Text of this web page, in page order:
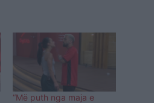
“Më puth nga maja e